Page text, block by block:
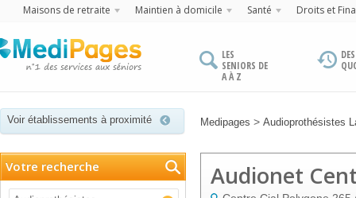
Maisons de retraite Maintien à domicile Santé Droits et
LES
SENIORS DE
A À Z
Voir établissements à proximité Medipages > Audioprothésistes
Votre recherche Audionet